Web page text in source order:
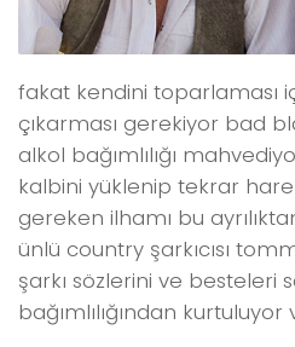
fakat kendini toparlaması
çıkarması gerekiyor bad
alkol bağımlılığı
kalbini yüklenip tekrar
gereken ilhamı bu
ünlü country şarkıcısı
şarkı sözlerini ve besteleri
bağımlılığından kurtuluyor